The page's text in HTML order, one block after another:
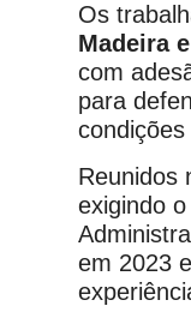
Os
Madeira
com
para
Reunidos
exigindo
em 2023